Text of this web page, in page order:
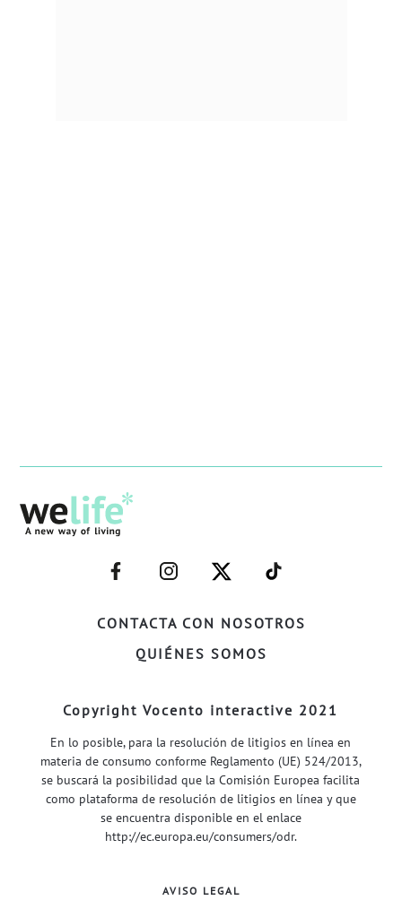
CONTACTA CON NOSOTROS
QUIÉNES SOMOS
–
FACEBOOK–
–
INSTAGRAM–
–
TWITTER–
–
WELIFE–
Copyright Vocento interactive 2021
En lo posible, para la resolución de litigios en línea en
materia de consumo conforme Reglamento (UE) 524/2013,
se buscará la posibilidad que la Comisión Europea facilita
como plataforma de resolución de litigios en línea y que
se encuentra disponible en el enlace
http://ec.europa.eu/consumers/odr.
AVISO LEGAL